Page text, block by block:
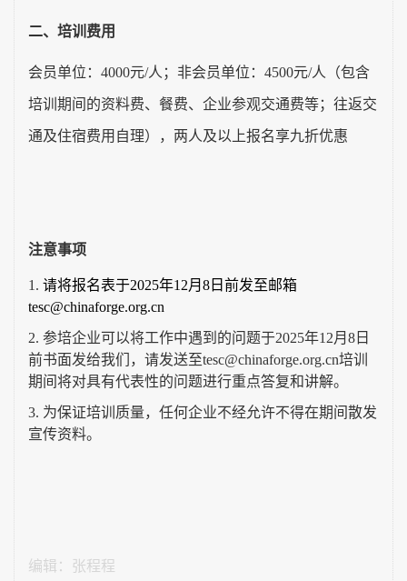
二、培训费用
会员单位： 4000元/人；非会员单位： 4500元/人（包含
培训期间的资料费、餐费、企业参观交通费等；往返交
通及住宿费用自理），两人及以上报名享九折优惠
注意事项
1. 请将报名表于2025年12月8 日前发至邮箱
tesc@chinaforge.org.cn
2. 参培企业可以将工作中遇到的问题于2025年12月 8 日
前书面发给我们，请发送至tesc@chinaforge.org.cn培训
期间将对具有代表性的问题进行重点答复和讲解。
3. 为保证培训质量，任何企业不经允许不得在期间散发
宣传资料。
编辑：张程程